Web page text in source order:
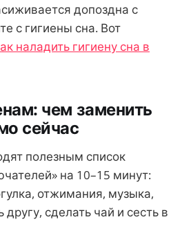
допоздна с
с гигиены сна. Вот
наладить гигиену сна в
чем заменить
сейчас
полезным список
на 10–15 минут:
отжимания, музыка,
сделать чай и сесть в